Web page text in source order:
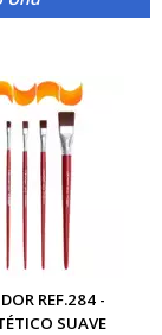
REF.284 -
SUAVE